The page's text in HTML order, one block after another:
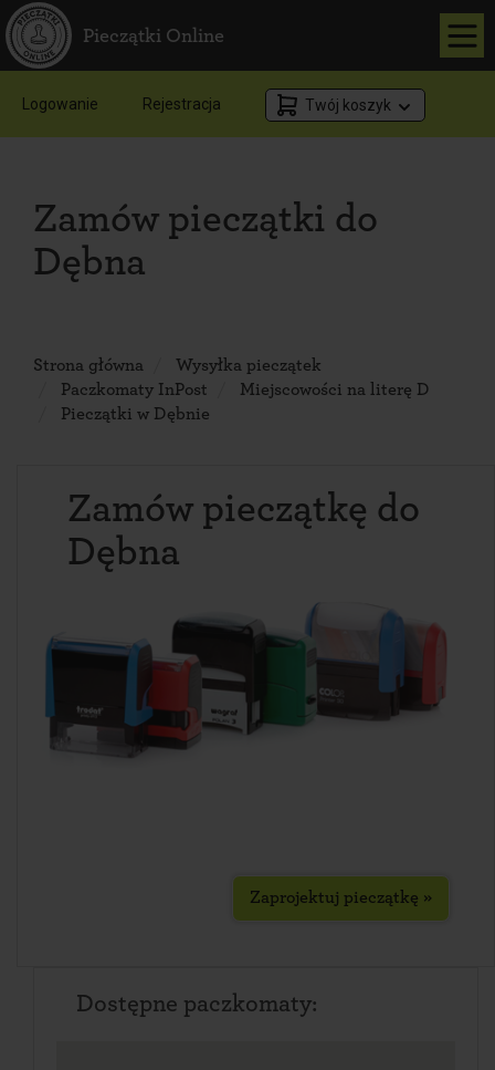
Pieczątki Online
Logowanie Rejestracja Twój koszyk
Zamów pieczątki do
Dębna
Strona główna
Wysyłka pieczątek
Paczkomaty InPost
Miejscowości na literę D
Pieczątki w Dębnie
Zamów pieczątkę do
Dębna
Zaprojektuj pieczątkę »
Dostępne paczkomaty: